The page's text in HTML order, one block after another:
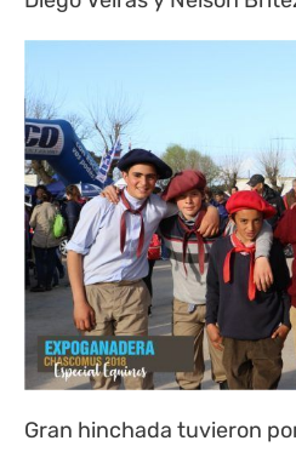
Gran hinchada tuvieron